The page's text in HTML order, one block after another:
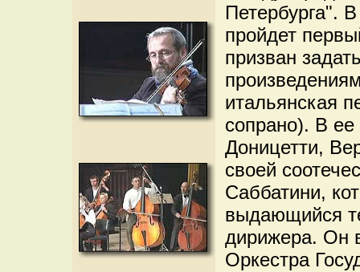
Петербурга".
пройдет
призван
итальянская
сопрано). В ее
Доницетти,
своей
Саббатини,
выдающийся
дирижера. Он
Оркестра